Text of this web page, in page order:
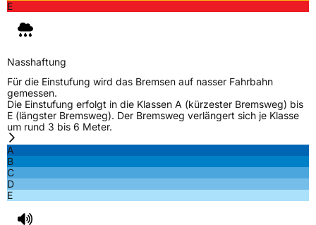
E
Nasshaftung
Für die Einstufung wird das Bremsen auf nasser Fahrbahn
gemessen.
Die Einstufung erfolgt in die Klassen A (kürzester Bremsweg) bis
E (längster Bremsweg). Der Bremsweg verlängert sich je Klasse
um rund 3 bis 6 Meter.
A
B
C
D
E